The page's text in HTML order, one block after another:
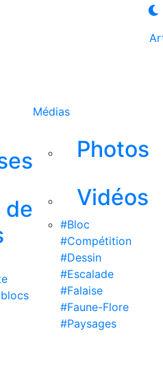
de
Médias
Photos
Vidéos
#Bloc
#Compétition
#Dessin
#Escalade
#Falaise
#Faune-Flore
#Paysages